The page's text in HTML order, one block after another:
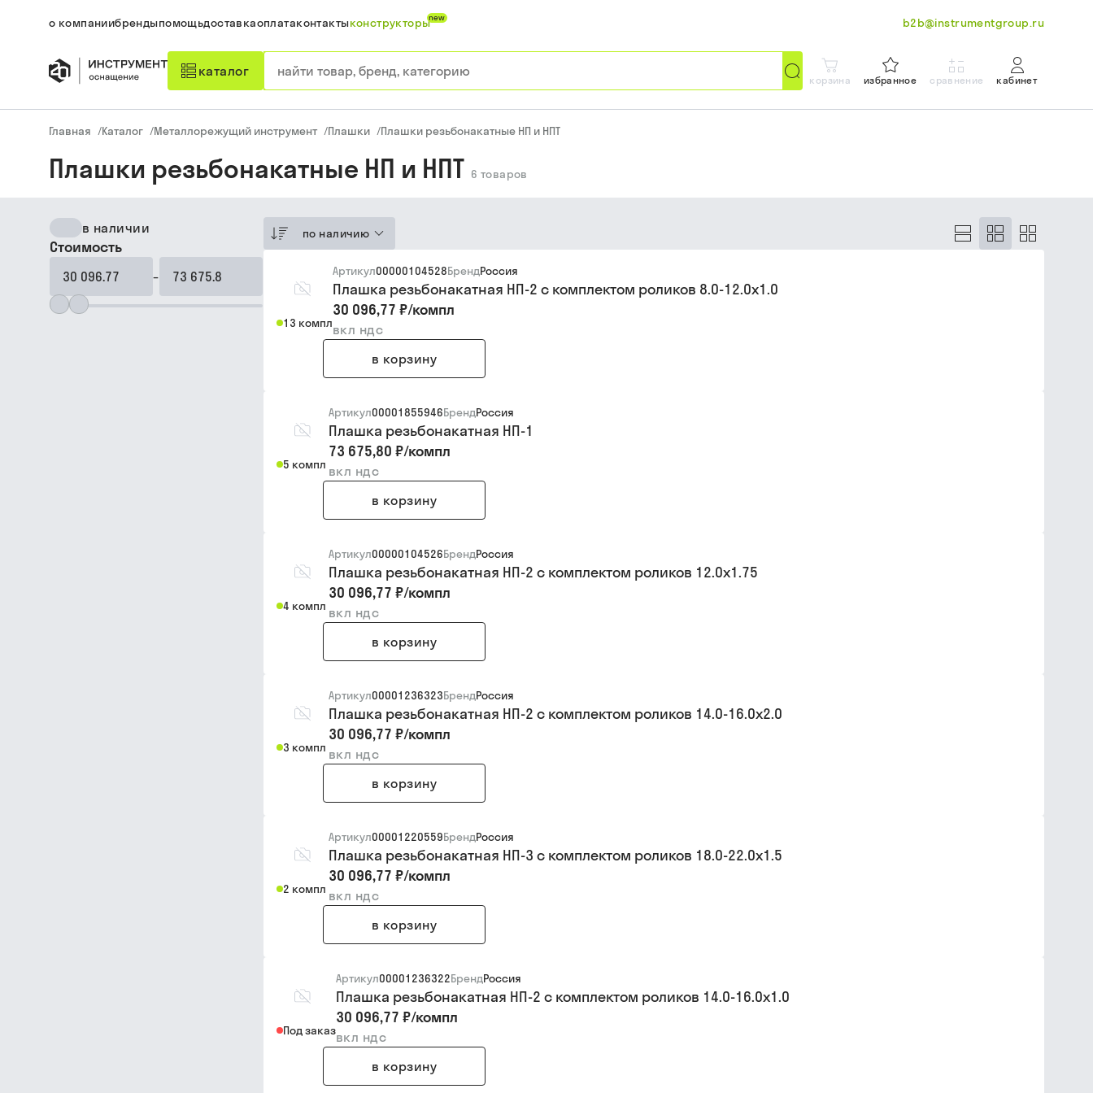
о компаниибрендыпомощьдоставкаоплатаконтактыконструкторыnew b2b@instrumentgroup.ru
каталог
корзина избранное сравнение кабинет
Главная /Каталог /Металлорежущий инструмент /Плашки /Плашки резьбонакатные НП и НПТ
Плашки резьбонакатные НП и НПТ 6 товаров
в наличии
Стоимость
–
по наличию
13 компл
Артикул00000104528БрендРоссия
Плашка резьбонакатная НП-2 с комплектом роликов 8.0-12.0х1.0
30 096,77 ₽/компл
вкл ндс
в корзину
5 компл
Артикул00001855946БрендРоссия
Плашка резьбонакатная НП-1
73 675,80 ₽/компл
вкл ндс
в корзину
4 компл
Артикул00000104526БрендРоссия
Плашка резьбонакатная НП-2 с комплектом роликов 12.0х1.75
30 096,77 ₽/компл
вкл ндс
в корзину
3 компл
Артикул00001236323БрендРоссия
Плашка резьбонакатная НП-2 с комплектом роликов 14.0-16.0х2.0
30 096,77 ₽/компл
вкл ндс
в корзину
2 компл
Артикул00001220559БрендРоссия
Плашка резьбонакатная НП-3 с комплектом роликов 18.0-22.0х1.5
30 096,77 ₽/компл
вкл ндс
в корзину
Под заказ
Артикул00001236322БрендРоссия
Плашка резьбонакатная НП-2 с комплектом роликов 14.0-16.0х1.0
30 096,77 ₽/компл
вкл ндс
в корзину